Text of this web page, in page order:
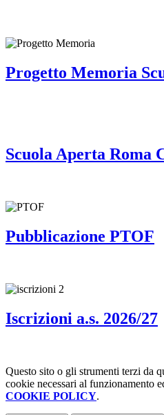
Progetto Memoria
Scuola Aperta Roma
Pubblicazione PTOF
Iscrizioni a.s. 2026/27
Questo sito o gli strumenti terzi da
cookie necessari al funzionamento
COOKIE POLICY.